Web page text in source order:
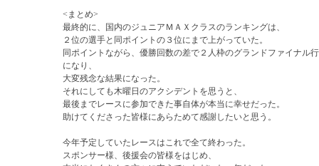
<まとめ>
最終的に、国内のジュニアＭＡＸクラスのランキングは、
２位の選手と同ポイントの３位にまで上がっていた。
同ポイントながら、優勝回数の差で２人枠のグランドファイナル
になり、
大変残念な結果になった。
それにしても木曜日のアクシデントを思うと、
最後までレースに参加できた事自体が本当に幸せだった。
助けてくださった皆様にあらためて感謝したいと思う。
今年予定していたレースはこれで全て終わった。
スポンサー様、後援会の皆様をはじめ、